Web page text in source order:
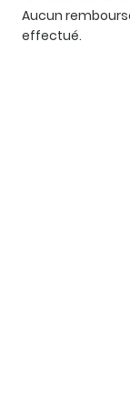
Aucun
effectué.